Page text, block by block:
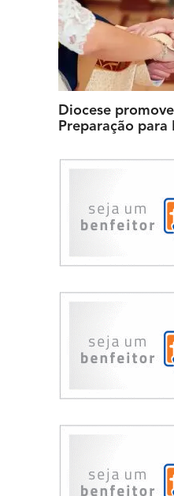
Diocese
Preparação para